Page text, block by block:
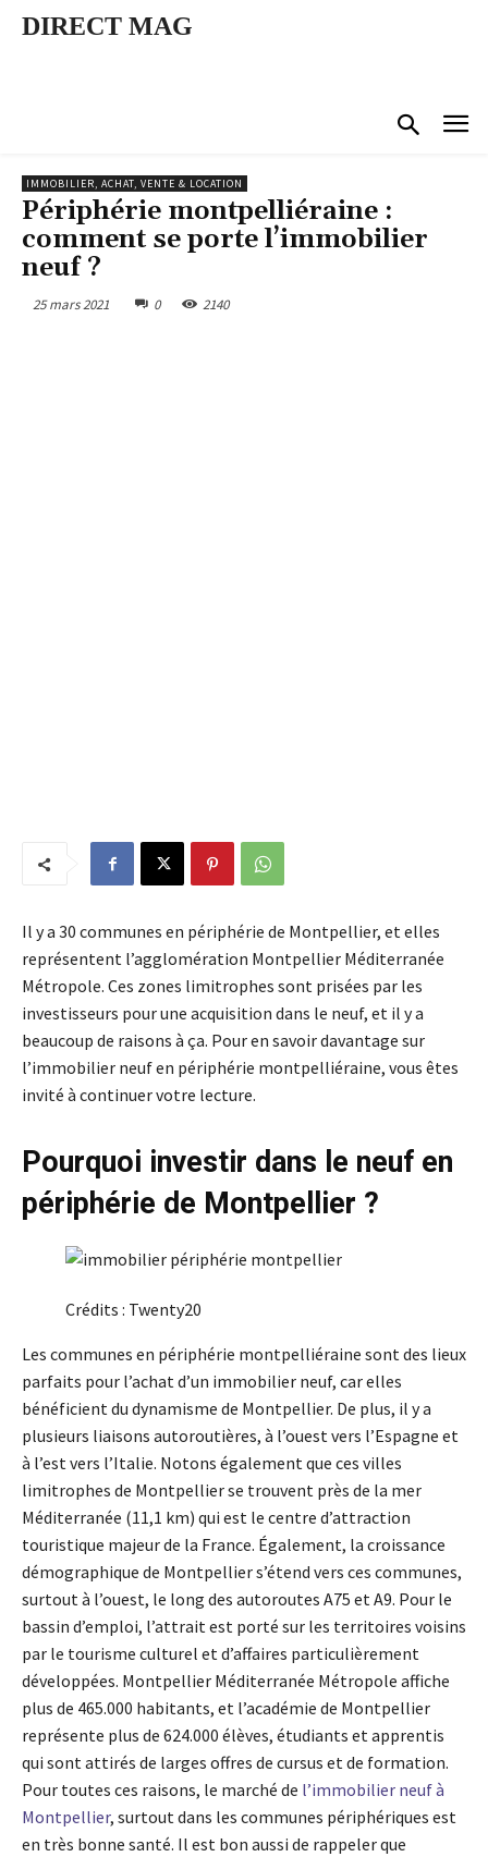
DIRECT MAG
IMMOBILIER, ACHAT, VENTE & LOCATION
Périphérie montpelliéraine :
comment se porte l’immobilier
neuf ?
25 mars 2021 0 2140
Il y a 30 communes en périphérie de Montpellier, et elles
représentent l’agglomération Montpellier Méditerranée
Métropole. Ces zones limitrophes sont prisées par les
investisseurs pour une acquisition dans le neuf, et il y a
beaucoup de raisons à ça. Pour en savoir davantage sur
l’immobilier neuf en périphérie montpelliéraine, vous êtes
invité à continuer votre lecture.
Pourquoi investir dans le neuf en
périphérie de Montpellier ?
Crédits : Twenty20
Les communes en périphérie montpelliéraine sont des lieux
parfaits pour l’achat d’un immobilier neuf, car elles
bénéficient du dynamisme de Montpellier. De plus, il y a
plusieurs liaisons autoroutières, à l’ouest vers l’Espagne et
à l’est vers l’Italie. Notons également que ces villes
limitrophes de Montpellier se trouvent près de la mer
Méditerranée (11,1 km) qui est le centre d’attraction
touristique majeur de la France. Également, la croissance
démographique de Montpellier s’étend vers ces communes,
surtout à l’ouest, le long des autoroutes A75 et A9. Pour le
bassin d’emploi, l’attrait est porté sur les territoires voisins
par le tourisme culturel et d’affaires particulièrement
développées. Montpellier Méditerranée Métropole affiche
plus de 465.000 habitants, et l’académie de Montpellier
représente plus de 624.000 élèves, étudiants et apprentis
qui sont attirés de larges offres de cursus et de formation.
Pour toutes ces raisons, le marché de l’immobilier neuf à
Montpellier, surtout dans les communes périphériques est
en très bonne santé. Il est bon aussi de rappeler que